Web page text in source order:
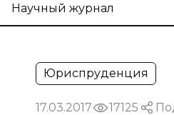
Научный журнал
Юриспруденция
17.03.2017 17125